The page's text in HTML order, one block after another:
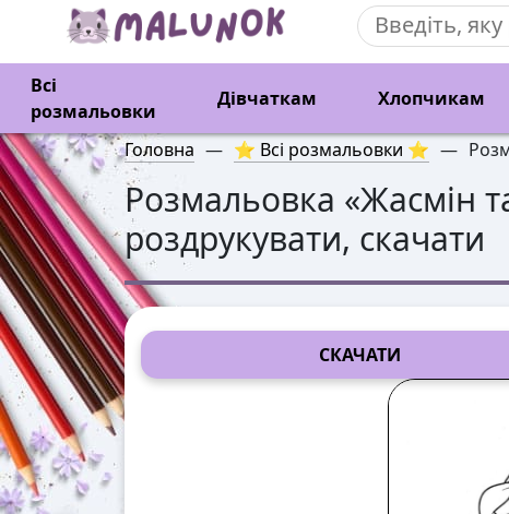
Всі
розмальовки
Дівчаткам Хлопчикам
Головна — ⭐ Всі розмальовки ⭐ —
Розмальовка «Жасмін
роздрукувати, скачати
СКАЧАТИ